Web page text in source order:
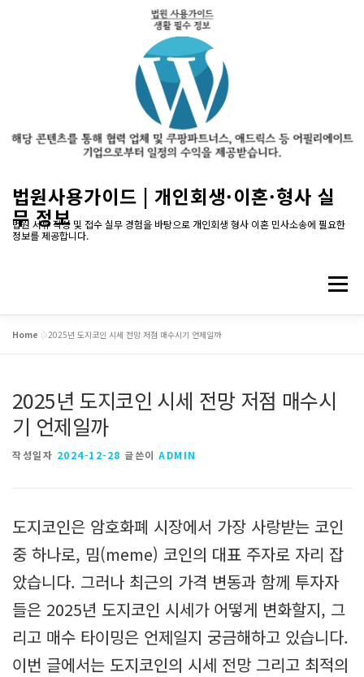
법원사용가이드 | 개인회생·이혼·형사 실
무 정보
법원 서류 작성 및 접수 실무 경험을 바탕으로 개인회생 형사 이혼 민사소송에 필요한
정보를 제공합니다.
메뉴
Home »2025년 도지코인 시세 전망 저점 매수시기 언제일까
2025년 도지코인 시세 전망 저점 매수시
기 언제일까
작성일자 2024-12-28 글쓴이 ADMIN
도지코인은 암호화폐 시장에서 가장 사랑받는 코인
중 하나로, 밈(meme) 코인의 대표 주자로 자리 잡
았습니다. 그러나 최근의 가격 변동과 함께 투자자
들은 2025년 도지코인 시세가 어떻게 변화할지, 그
리고 매수 타이밍은 언제일지 궁금해하고 있습니다.
이번 글에서는 도지코인의 시세 전망 그리고 최적의